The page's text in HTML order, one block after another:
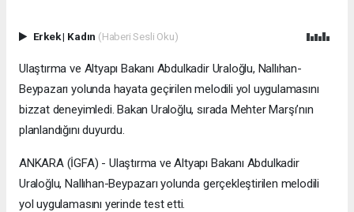
Erkek| Kadın (Haberi Sesli Oku)
Ulaştırma ve Altyapı Bakanı Abdulkadir Uraloğlu, Nallıhan-
Beypazarı yolunda hayata geçirilen melodili yol uygulamasını
bizzat deneyimledi. Bakan Uraloğlu, sırada Mehter Marşı’nın
planlandığını duyurdu.
ANKARA (İGFA) - Ulaştırma ve Altyapı Bakanı Abdulkadir
Uraloğlu, Nallıhan-Beypazarı yolunda gerçekleştirilen melodili
yol uygulamasını yerinde test etti.